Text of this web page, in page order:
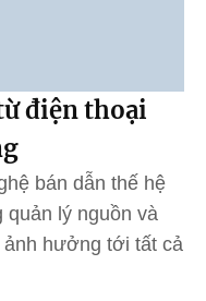
điện thoại
bán dẫn thế hệ
quản lý nguồn và
hưởng tới tất cả